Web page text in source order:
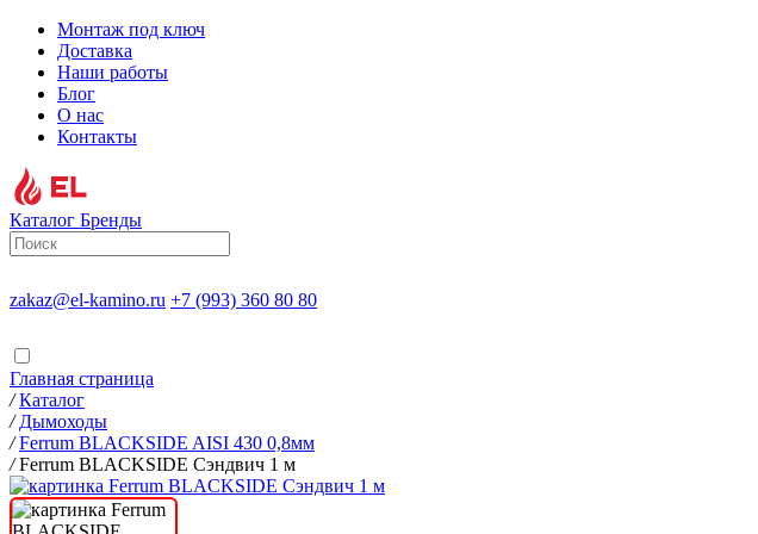
Монтаж под ключ
Доставка
Наши работы
Блог
О нас
Контакты
Каталог Бренды
zakaz@el-kamino.ru +7 (993) 360 80 80
Главная страница
/ Каталог
/ Дымоходы
/ Ferrum BLACKSIDE AISI 430 0,8мм
/ Ferrum BLACKSIDE Сэндвич 1 м